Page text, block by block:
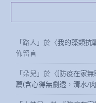
「路人 」於〈我的藻類抗
佈留言
「朵兒 」於〈[防疫在家無
薦(含心得無劇透，清水/